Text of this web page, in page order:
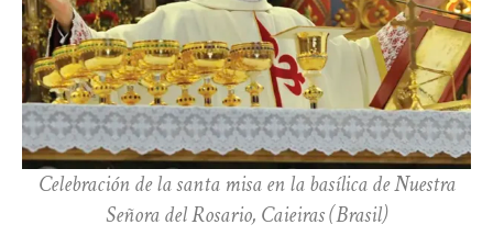
Celebración de la santa misa en la basílica de Nuestra
Señora del Rosario, Caieiras (Brasil)